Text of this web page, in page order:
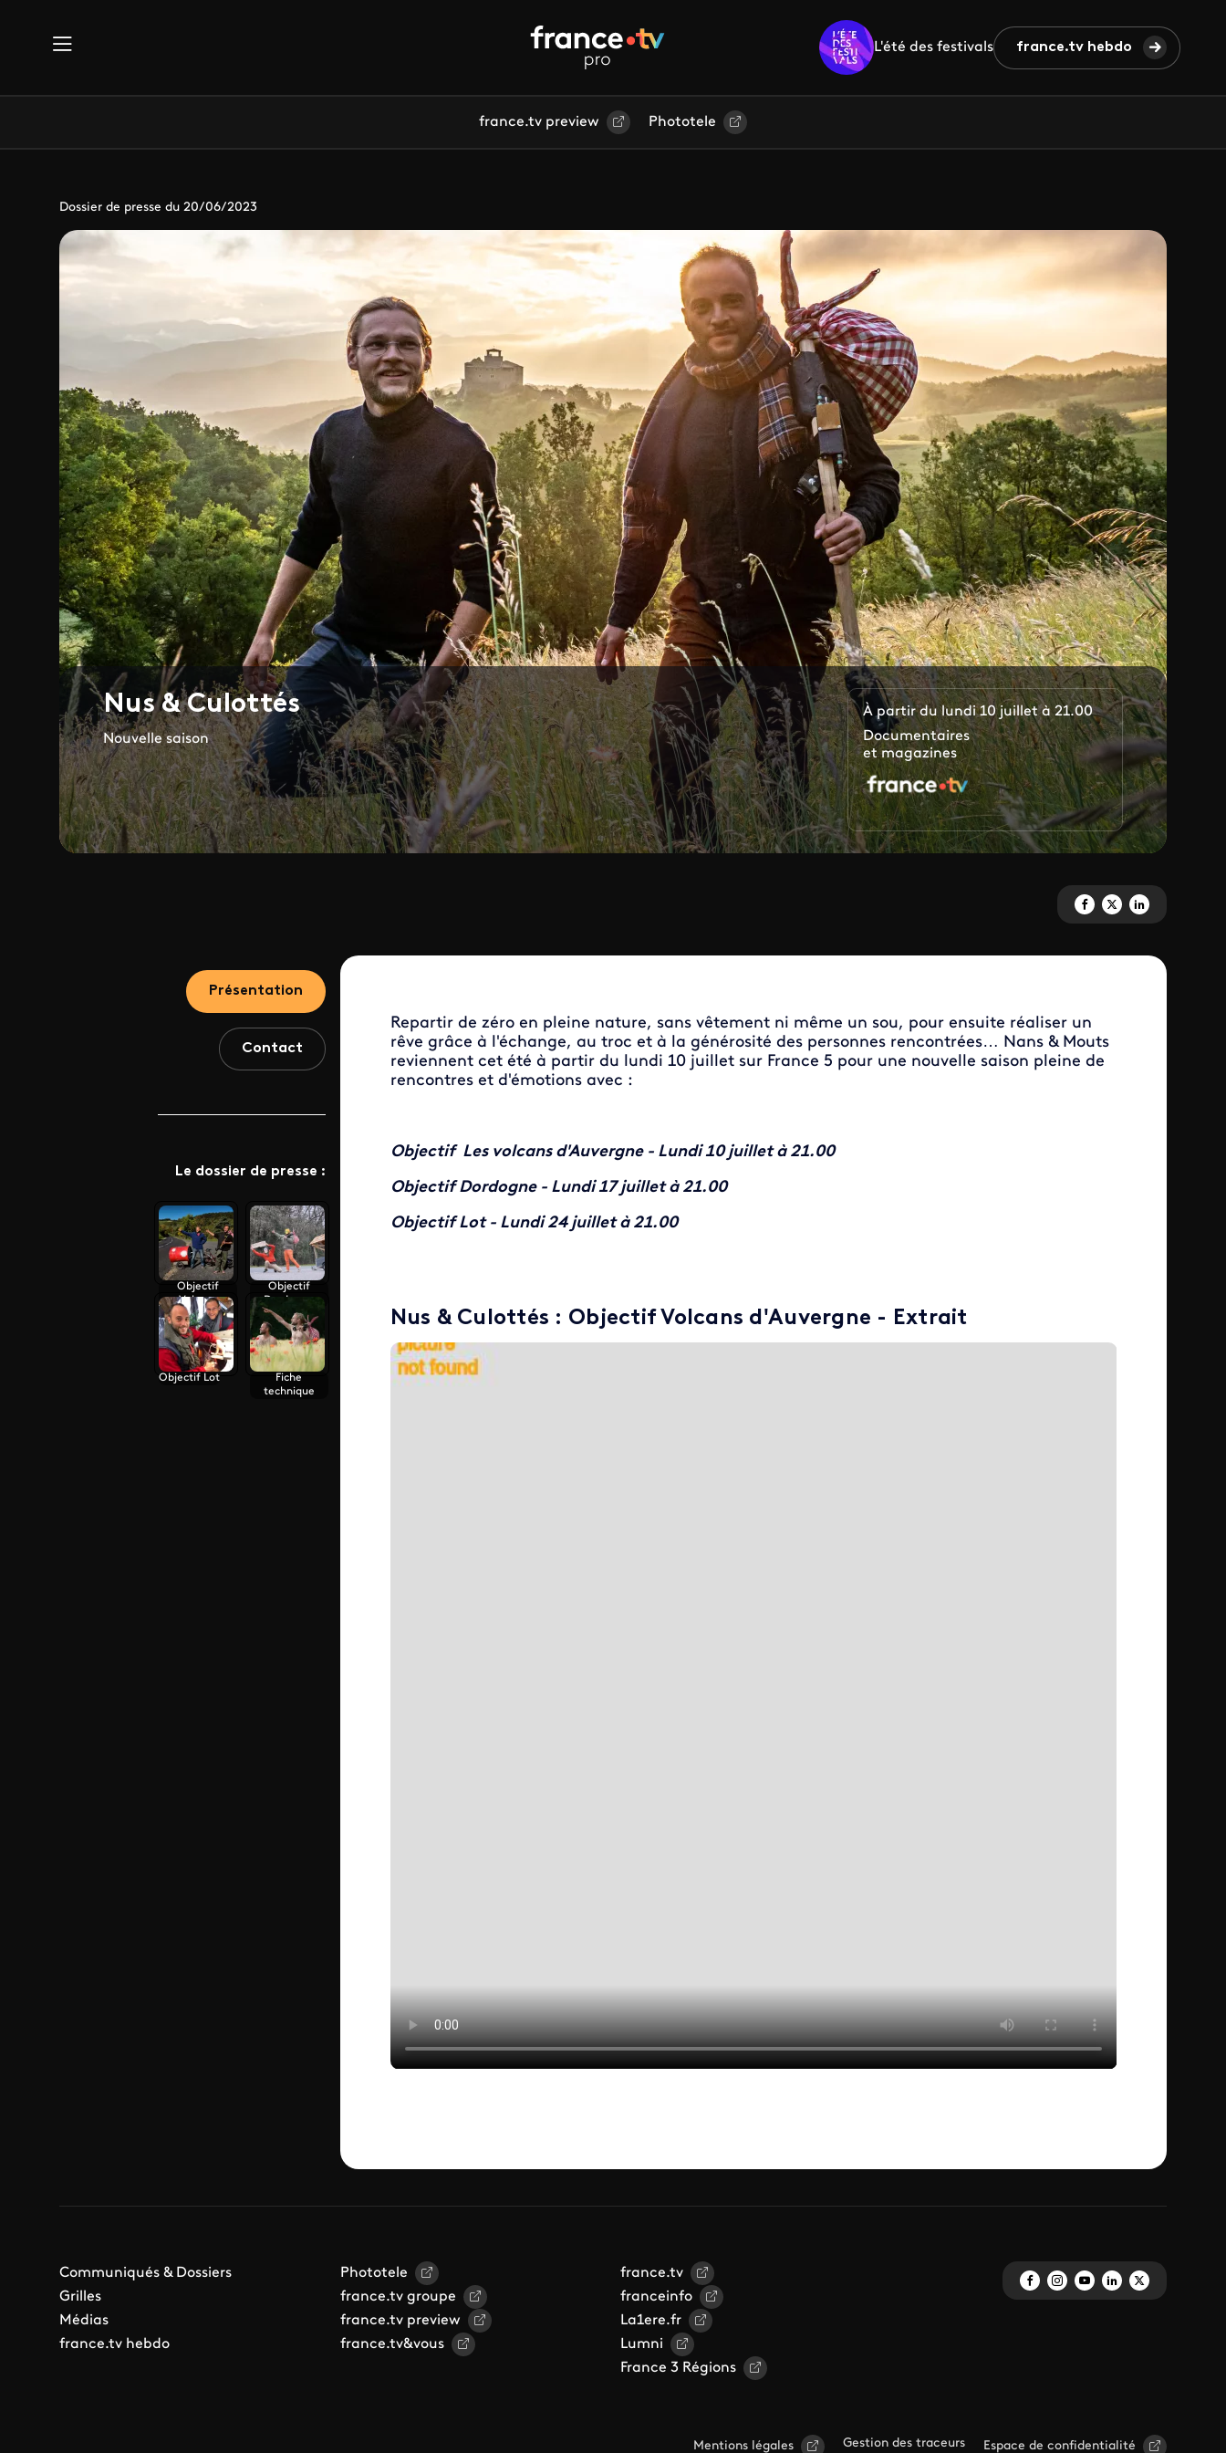
L'été des festivals france.tv hebdo
france.tv preview Phototele
Dossier de presse du 20/06/2023
Nus & Culottés
Nouvelle saison
À partir du lundi 10 juillet à 21.00
Documentaires
et magazines
Partagez 'Nus & Culottés' sur
Partagez 'Nus & Culottés'
Partagez 'Nus &
Présentation
Contact
Le dossier de presse :
Objectif
Volcans
d'Auvergne
Objectif
Dordogne
Objectif Lot
Fiche
technique
Repartir de zéro en pleine nature, sans vêtement ni même un sou, pour ensuite réaliser un
rêve grâce à l'échange, au troc et à la générosité des personnes rencontrées… Nans & Mouts
reviennent cet été à partir du lundi 10 juillet sur France 5 pour une nouvelle saison pleine de
rencontres et d'émotions avec :
Objectif Les volcans d'Auvergne - Lundi 10 juillet à 21.00
Objectif Dordogne - Lundi 17 juillet à 21.00
Objectif Lot - Lundi 24 juillet à 21.00
Nus & Culottés : Objectif Volcans d'Auvergne - Extrait
ID de la video FTV Preview
Communiqués & Dossiers
Grilles
Médias
france.tv hebdo
Phototele
france.tv groupe
france.tv preview
france.tv&vous
france.tv
franceinfo
La1ere.fr
Lumni
France 3 Régions
Mentions légales Gestion des traceurs Espace de confidentialité